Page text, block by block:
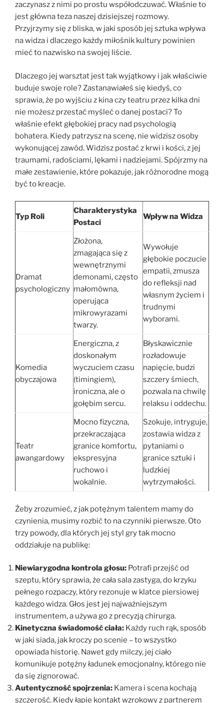
zaczynasz z nimi po prostu współodczuwać. Właśnie to
jest główna teza naszej dzisiejszej rozmowy.
Przyjrzymy się z bliska, w jaki sposób jej sztuka wpływa
na widza i dlaczego każdy miłośnik kultury powinien
mieć to nazwisko na swojej liście.
Dlaczego jej warsztat jest tak wyjątkowy i jak właściwie
buduje swoje role? Zastanawiałeś się kiedyś, co
sprawia, że po wyjściu z kina czy teatru przez kilka dni
nie możesz przestać myśleć o danej postaci? To
właśnie efekt głębokiej pracy nad psychologią
bohatera. Kiedy patrzysz na scenę, nie widzisz osoby
wykonującej zawód. Widzisz postać z krwi i kości, z jej
traumami, radościami, lękami i nadziejami. Spójrzmy na
małe zestawienie, które pokazuje, jak różnorodne mogą
być to kreacje.
Typ Roli
Charakterystyka
Postaci
Wpływ na Widza
Dramat
psychologiczny
Złożona,
zmagająca się z
wewnętrznymi
demonami, często
małomówna,
operująca
mikrowyrazami
twarzy.
Wywołuje
głębokie poczucie
empatii, zmusza
do refleksji nad
własnym życiem i
trudnymi
wyborami.
Komedia
obyczajowa
Energiczna, z
doskonałym
wyczuciem czasu
(timingiem),
ironiczna, ale o
gołębim sercu.
Błyskawicznie
rozładowuje
napięcie, budzi
szczery śmiech,
pozwala na chwilę
relaksu i oddechu.
Teatr
awangardowy
Mocno fizyczna,
przekraczająca
granice komfortu,
ekspresyjna
ruchowo i
wokalnie.
Szokuje, intryguje,
zostawia widza z
pytaniami o
granice sztuki i
ludzkiej
wytrzymałości.
Żeby zrozumieć, z jak potężnym talentem mamy do
czynienia, musimy rozbić to na czynniki pierwsze. Oto
trzy powody, dla których jej styl gry tak mocno
oddziałuje na publikę:
Niewiarygodna kontrola głosu: Potrafi przejść od
szeptu, który sprawia, że cała sala zastyga, do krzyku
pełnego rozpaczy, który rezonuje w klatce piersiowej
każdego widza. Głos jest jej najważniejszym
instrumentem, a używa go z precyzją chirurga.
Kinetyczna świadomość ciała: Każdy ruch rąk, sposób
w jaki siada, jak kroczy po scenie – to wszystko
opowiada historię. Nawet gdy milczy, jej ciało
komunikuje potężny ładunek emocjonalny, którego nie
da się zignorować.
Autentyczność spojrzenia: Kamera i scena kochają
szczerość. Kiedy łapie kontakt wzrokowy z partnerem